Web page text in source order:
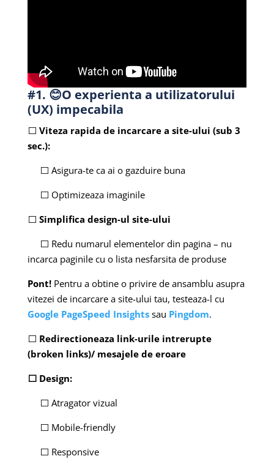
#1. 😊O experienta a utilizatorului
(UX) impecabila
⬜ Viteza rapida de incarcare a site-ului (sub 3
sec.):
⬜ Asigura-te ca ai o gazduire buna
⬜ Optimizeaza imaginile
⬜ Simplifica design-ul site-ului
⬜ Redu numarul elementelor din pagina – nu
incarca paginile cu o lista nesfarsita de produse
Pont! Pentru a obtine o privire de ansamblu asupra
vitezei de incarcare a site-ului tau, testeaza-l cu
Google PageSpeed Insightssau Pingdom.
⬜ Redirectioneaza link-urile intrerupte
(broken links)/ mesajele de eroare
⬜ Design:
⬜ Atragator vizual
⬜ Mobile-friendly
⬜ Responsive